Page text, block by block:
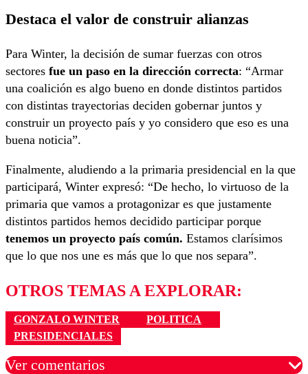
Destaca el valor de construir alianzas
Para Winter, la decisión de sumar fuerzas con otros
sectores fue un paso en la dirección correcta: “Armar
una coalición es algo bueno en donde distintos partidos
con distintas trayectorias deciden gobernar juntos y
construir un proyecto país y yo considero que eso es una
buena noticia”.
Finalmente, aludiendo a la primaria presidencial en la que
participará, Winter expresó: “De hecho, lo virtuoso de la
primaria que vamos a protagonizar es que justamente
distintos partidos hemos decidido participar porque
tenemos un proyecto país común. Estamos clarísimos
que lo que nos une es más que lo que nos separa”.
OTROS TEMAS A EXPLORAR:
GONZALO WINTER
POLITICA
PRESIDENCIALES
Ver comentarios